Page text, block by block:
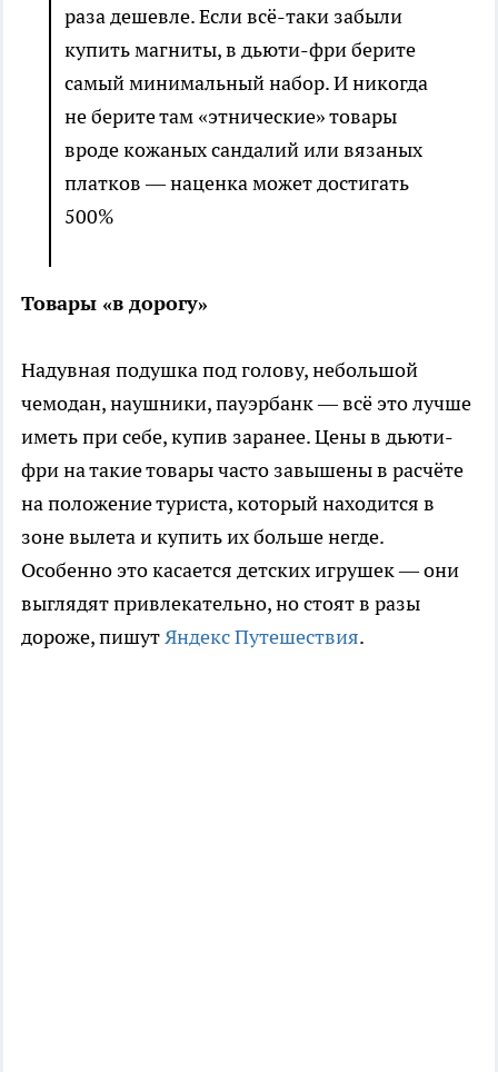
раза дешевле. Если всё-таки забыли
купить магниты, в дьюти-фри берите
самый минимальный набор. И никогда
не берите там «этнические» товары
вроде кожаных сандалий или вязаных
платков — наценка может достигать
500%
Товары «в дорогу»
Надувная подушка под голову, небольшой
чемодан, наушники, пауэрбанк — всё это лучше
иметь при себе, купив заранее. Цены в дьюти-
фри на такие товары часто завышены в расчёте
на положение туриста, который находится в
зоне вылета и купить их больше негде.
Особенно это касается детских игрушек — они
выглядят привлекательно, но стоят в разы
дороже, пишутЯндекс Путешествия.